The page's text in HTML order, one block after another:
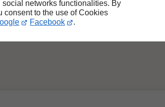
networks functionalities. By
consent to the use of Cookies
Facebook .